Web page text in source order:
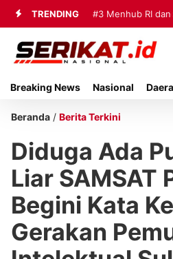
TRENDING #3 Menhub RI
Perkuat Sinergi
Breaking News Nasional
Beranda / Berita Terkini
Diduga Ada
Liar SAMSAT
Begini Kata
Gerakan